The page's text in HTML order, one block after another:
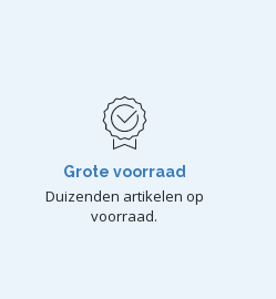
Grote voorraad
Duizenden artikelen op
voorraad.